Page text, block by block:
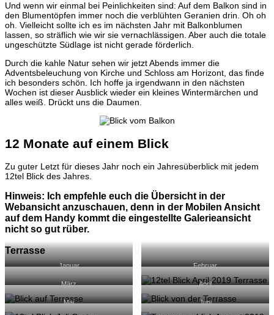
Und wenn wir einmal bei Peinlichkeiten sind: Auf dem Balkon sind in
den Blumentöpfen immer noch die verblühten Geranien drin. Oh oh
oh. Vielleicht sollte ich es im nächsten Jahr mit Balkonblumen
lassen, so sträflich wie wir sie vernachlässigen. Aber auch die totale
ungeschützte Südlage ist nicht gerade förderlich.
Durch die kahle Natur sehen wir jetzt Abends immer die
Adventsbeleuchung von Kirche und Schloss am Horizont, das finde
ich besonders schön. Ich hoffe ja irgendwann in den nächsten
Wochen ist dieser Ausblick wieder ein kleines Wintermärchen und
alles weiß. Drückt uns die Daumen.
12 Monate auf einem Blick
Zu guter Letzt für dieses Jahr noch ein Jahresüberblick mit jedem
12tel Blick des Jahres.
Hinweis: Ich empfehle euch die Übersicht in der
Webansicht anzuschauen, denn in der Mobilen Ansicht
auf dem Handy kommt die eingestellte Galerieansicht
nicht so gut rüber.
Terrasse
Januar Februar
März April
Mai Juni